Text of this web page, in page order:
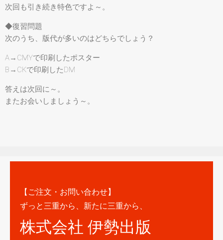
次回も引き続き特色ですよ～。
◆復習問題
次のうち、版代が多いのはどちらでしょう？
A→CMYで印刷したポスター
B→CKで印刷したDM
答えは次回に～。
またお会いしましょう～。
【ご注文・お問い合わせ】
ずっと三重から、新たに三重から、
株式会社 伊勢出版